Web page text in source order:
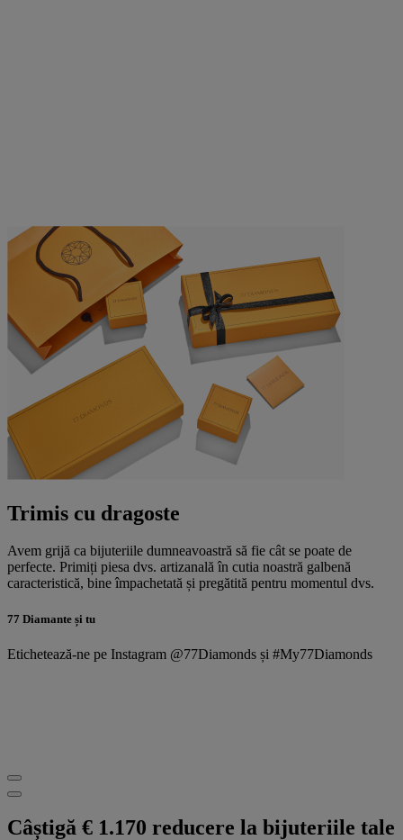
Trimis cu dragoste
Avem grijă ca bijuteriile dumneavoastră să fie cât se poate de
perfecte. Primiți piesa dvs. artizanală în cutia noastră galbenă
caracteristică, bine împachetată și pregătită pentru momentul dvs.
77 Diamante și tu
Etichetează-ne pe Instagram @77Diamonds și #My77Diamonds
Câștigă € 1.170 reducere la bijuteriile tale